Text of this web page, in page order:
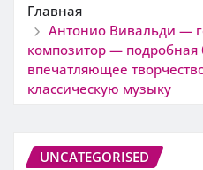
Главная
Антонио Вивальди —
композитор — подробная
впечатляющее
классическую музыку
UNCATEGORISED